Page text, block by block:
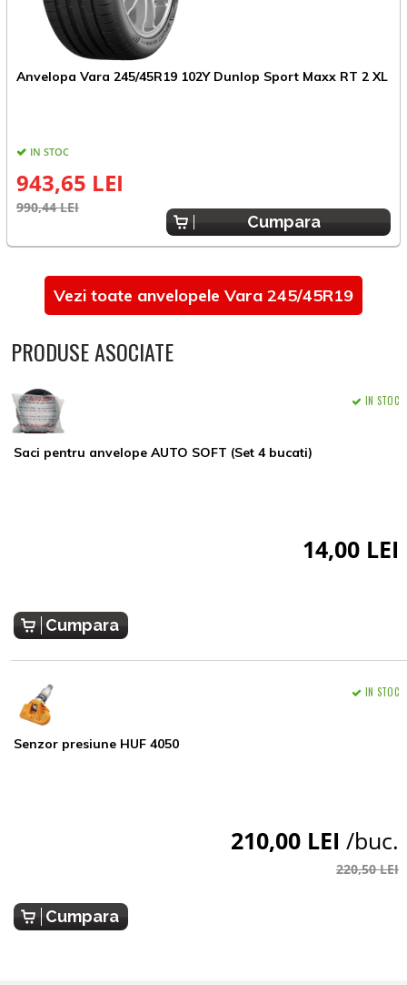
Anvelopa Vara 245/45R19 102Y Dunlop Sport Maxx RT 2 XL
IN STOC
943,65 LEI
990,44 LEI
Cumpara
Vezi toate anvelopele Vara 245/45R19
PRODUSE ASOCIATE
Saci pentru anvelope AUTO SOFT (Set 4 bucati)
IN STOC
14,00 LEI
Cumpara
Senzor presiune HUF 4050
IN STOC
210,00 LEI /buc.
220,50 LEI
Cumpara